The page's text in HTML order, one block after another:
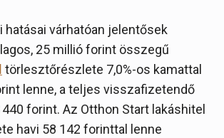
hatásai várhatóan jelentősek
25 millió forint összegű
törlesztőrészlete 7,0%-os kamattal
lenne, a teljes visszafizetendő
forint. Az Otthon Start lakáshitel
havi 58 142 forinttal lenne